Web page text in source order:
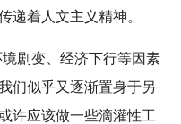
递着人文主义精神。
剧变、经济下行等因素
们似乎又逐渐置身于另
许应该做一些滴灌性工